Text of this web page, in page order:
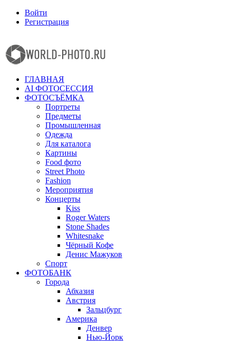
Войти
Регистрация
ГЛАВНАЯ
AI ФОТОСЕССИЯ
ФОТОСЪЁМКА
Портреты
Предметы
Промышленная
Одежда
Для каталога
Картины
Food фото
Street Photo
Fashion
Мероприятия
Концерты
Kiss
Roger Waters
Stone Shades
Whitesnake
Чёрный Кофе
Денис Мажуков
Спорт
ФОТОБАНК
Города
Абхазия
Австрия
Зальцбург
Америка
Денвер
Нью-Йорк